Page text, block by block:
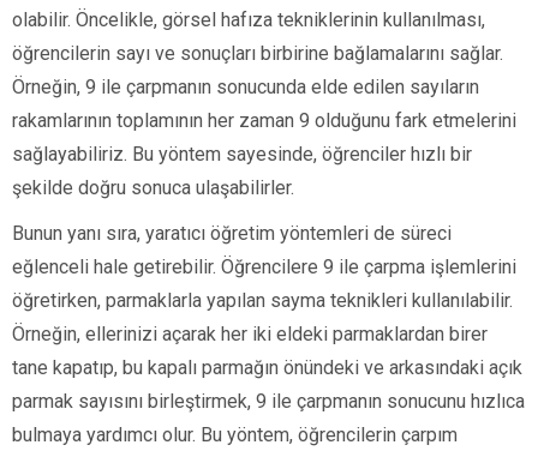
olabilir. Öncelikle, görsel hafıza tekniklerinin kullanılması,
öğrencilerin sayı ve sonuçları birbirine bağlamalarını sağlar.
Örneğin, 9 ile çarpmanın sonucunda elde edilen sayıların
rakamlarının toplamının her zaman 9 olduğunu fark etmelerini
sağlayabiliriz. Bu yöntem sayesinde, öğrenciler hızlı bir
şekilde doğru sonuca ulaşabilirler.
Bunun yanı sıra, yaratıcı öğretim yöntemleri de süreci
eğlenceli hale getirebilir. Öğrencilere 9 ile çarpma işlemlerini
öğretirken, parmaklarla yapılan sayma teknikleri kullanılabilir.
Örneğin, ellerinizi açarak her iki eldeki parmaklardan birer
tane kapatıp, bu kapalı parmağın önündeki ve arkasındaki açık
parmak sayısını birleştirmek, 9 ile çarpmanın sonucunu hızlıca
bulmaya yardımcı olur. Bu yöntem, öğrencilerin çarpım